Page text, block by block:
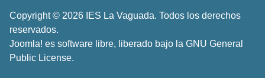
Copyright © 2026 IES La Vaguada. Todos los derechos
reservados.
Joomla! es software libre, liberado bajo la GNU General
Public License.